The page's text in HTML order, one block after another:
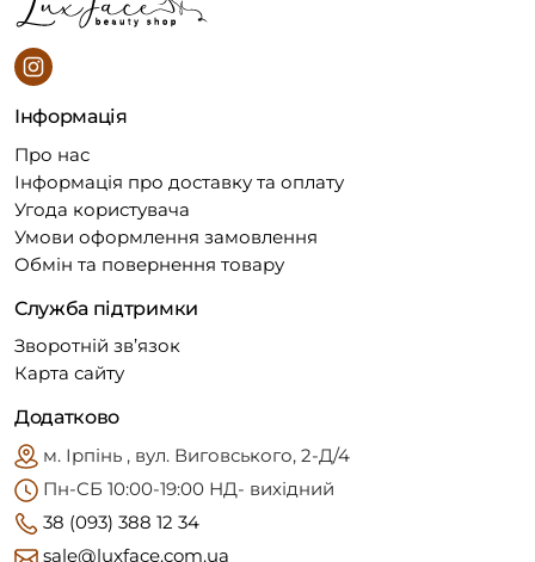
Інформація
Про нас
Інформація про доставку та оплату
Угода користувача
Умови оформлення замовлення
Обмін та повернення товару
Служба підтримки
Зворотній зв’язок
Карта сайту
Додатково
м. Ірпінь , вул. Виговського, 2-Д/4
Пн-CБ 10:00-19:00 НД- вихідний
38 (093) 388 12 34
sale@luxface.com.ua